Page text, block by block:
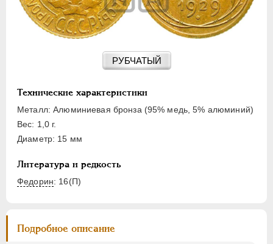
РУБЧАТЫЙ
Технические характеристики
Металл: Алюминиевая бронза (95% медь, 5% алюминий)
Вес: 1,0 г.
Диаметр: 15 мм
Литература и редкость
Федорин: 16(П)
Подробное описание
ПОЛТИННИК
1 РУБЛЬ
10 РУБЛЕЙ
ЧЕРВОНЕЦ